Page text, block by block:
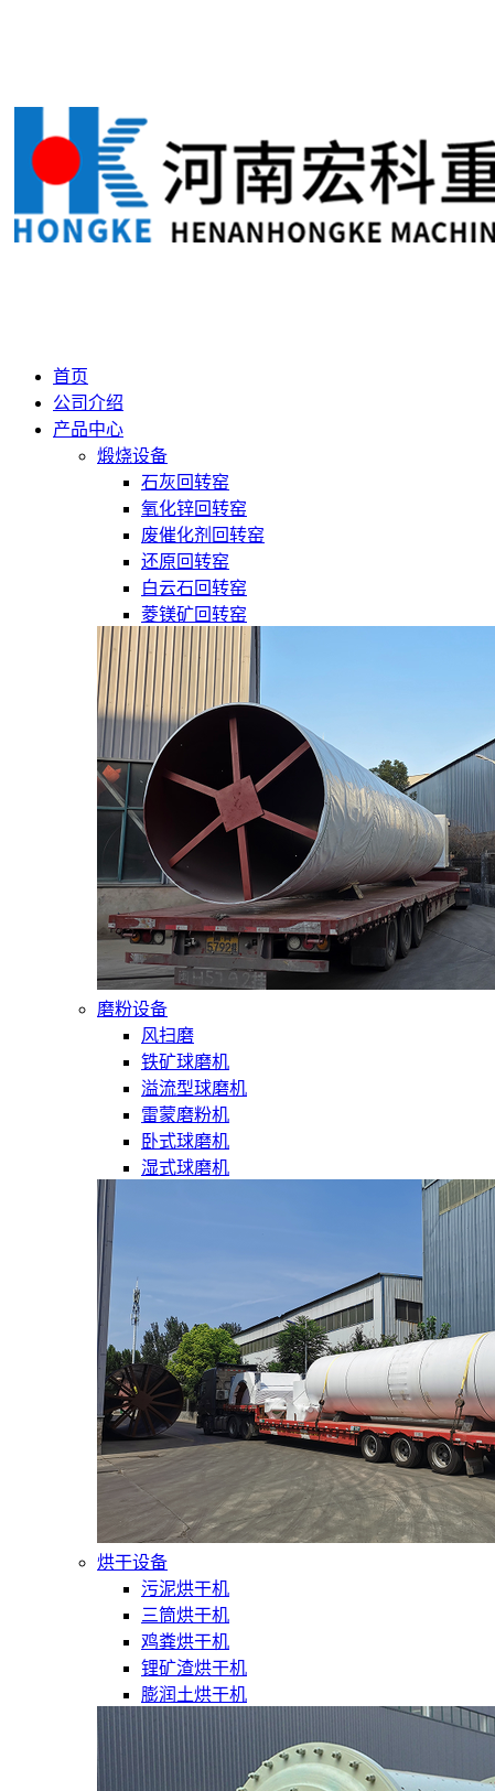
首页
公司介绍
产品中心
煅烧设备
石灰回转窑
氧化锌回转窑
废催化剂回转窑
还原回转窑
白云石回转窑
菱镁矿回转窑
磨粉设备
风扫磨
铁矿球磨机
溢流型球磨机
雷蒙磨粉机
卧式球磨机
湿式球磨机
烘干设备
污泥烘干机
三筒烘干机
鸡粪烘干机
锂矿渣烘干机
膨润土烘干机